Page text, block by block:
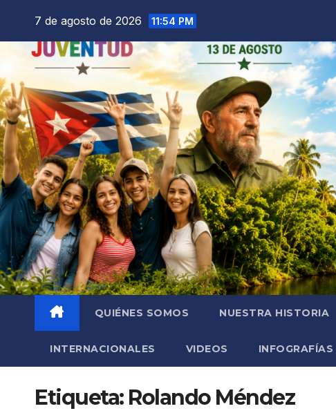
7 de agosto de 2026 11:54 PM
QUIÉNES SOMOS NUESTRA HISTORIA
INTERNACIONALES VIDEOS INFOGRAFÍAS
Etiqueta: Rolando Méndez